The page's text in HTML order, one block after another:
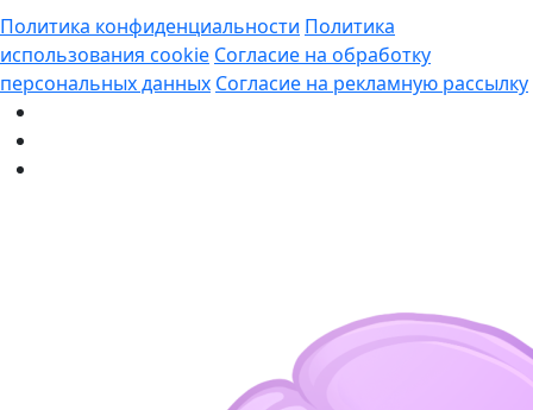
Политика конфиденциальности Политика
использования cookie Согласие на обработку
персональных данных Согласие на рекламную рассылку